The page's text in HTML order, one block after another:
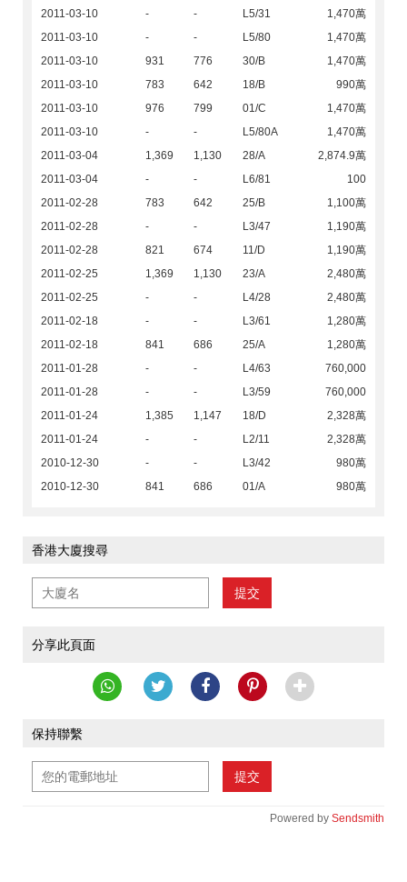
2011-03-10
- - L5/31
1,470萬
2011-03-10
- - L5/80
1,470萬
2011-03-10
931 776 30/B
1,470萬
2011-03-10
783 642 18/B
990萬
2011-03-10
976 799 01/C
1,470萬
2011-03-10
- - L5/80A
1,470萬
2011-03-04
1,369 1,130 28/A
2,874.9萬
2011-03-04
- - L6/81
100
2011-02-28
783 642 25/B
1,100萬
2011-02-28
- - L3/47
1,190萬
2011-02-28
821 674 11/D
1,190萬
2011-02-25
1,369 1,130 23/A
2,480萬
2011-02-25
- - L4/28
2,480萬
2011-02-18
- - L3/61
1,280萬
2011-02-18
841 686 25/A
1,280萬
2011-01-28
- - L4/63
760,000
2011-01-28
- - L3/59
760,000
2011-01-24
1,385 1,147 18/D
2,328萬
2011-01-24
- - L2/11
2,328萬
2010-12-30
- - L3/42
980萬
2010-12-30
841 686 01/A 980萬
香港大廈搜尋
提交
分享此頁面
保持聯繫
提交
Powered by Sendsmith